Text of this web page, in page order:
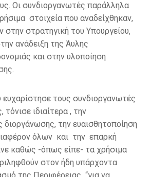
Οι συνδιοργανωτές παράλληλα
στοιχεία που αναδείχθηκαν,
στην στρατηγική του Υπουργείου,
ανάδειξη της Άυλης
και στην υλοποίηση
τους συνδιοργανωτές
τόνισε ιδιαίτερα , την
διοργάνωσης, την ευαισθητοποίηση
όλων και την επαρκή
καθώς -όπως είπε- τα χρήσιμα
στον ήδη υπάρχοντα